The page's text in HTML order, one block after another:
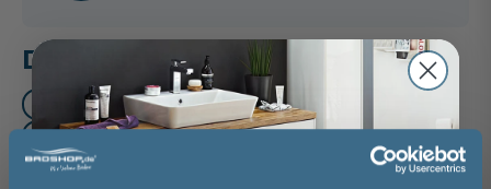
Das passt dazu
Handtuchhalter (3)
Waschtischarmatur (2)
Mittelschrank (1)